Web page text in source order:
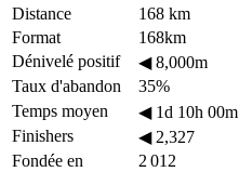
Distance
168 km
Format
168km
Dénivelé positif
◀8,000m
Taux d'abandon
35%
Temps moyen
◀1d 10h 00m
Finishers
◀2,327
Fondée en
2 012